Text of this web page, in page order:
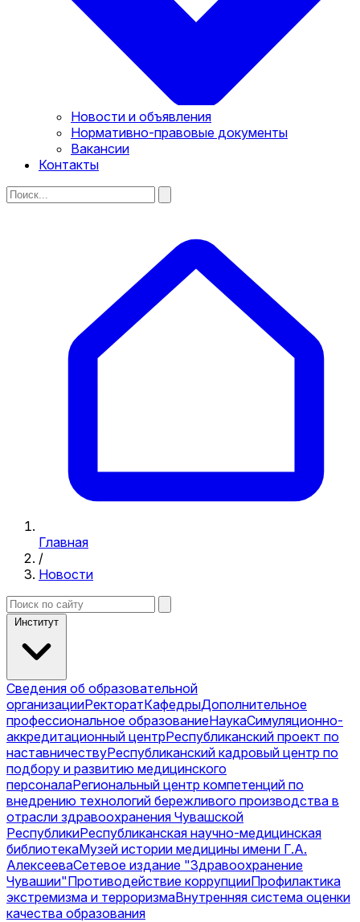
Новости и объявления
Нормативно-правовые документы
Вакансии
Контакты
Главная
/
Новости
Институт
Сведения об образовательной
организацииРекторатКафедрыДополнительное
профессиональное образованиеНаукаСимуляционно-
аккредитационный центрРеспубликанский проект по
наставничествуРеспубликанский кадровый центр по
подбору и развитию медицинского
персоналаРегиональный центр компетенций по
внедрению технологий бережливого производства в
отрасли здравоохранения Чувашской
РеспубликиРеспубликанская научно-медицинская
библиотекаМузей истории медицины имени Г.А.
АлексееваСетевое издание "Здравоохранение
Чувашии"Противодействие коррупцииПрофилактика
экстремизма и терроризмаВнутренняя система оценки
качества образования